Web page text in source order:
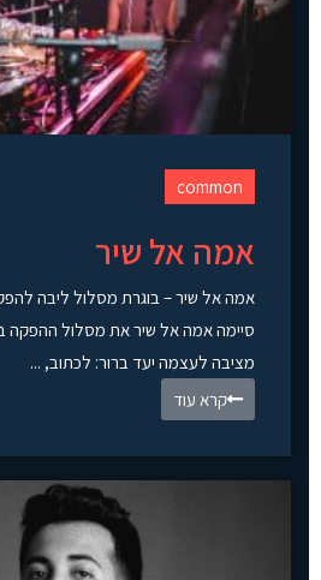
common
אמה אל שיר
סיימה אמה אל שיר את מסלול ההפקה
מציבה לעצמה יעד ברור: לכתוב, ...
קרא עוד